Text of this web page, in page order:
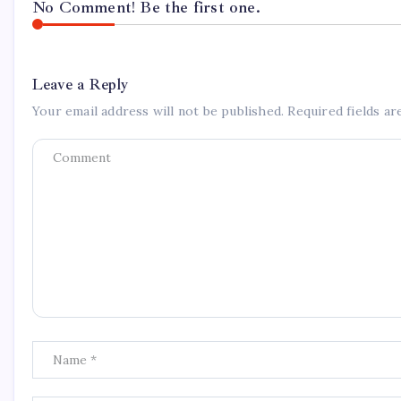
No Comment! Be the first one.
Leave a Reply
Your email address will not be published. Required fields